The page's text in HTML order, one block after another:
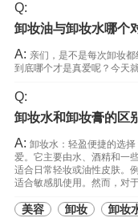
Q:
卸妆油与卸妆水哪个
A: 亲们，是不是每次卸妆
到底哪个才是真爱呢？今天
Q:
卸妆水和卸妆膏的区
A: 卸妆水：轻盈便捷的选
爱。它主要由水、酒精和一
适合日常轻妆或油性皮肤。
适合敏感肌使用。然而，对
美容 卸妆 卸妆